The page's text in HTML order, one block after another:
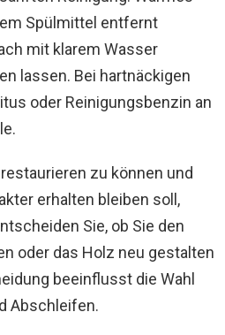
Spülmittel entfernt
mit klarem Wasser
lassen. Bei hartnäckigen
oder Reinigungsbenzin an
zu können und
erhalten bleiben soll,
Sie, ob Sie den
oder das Holz neu gestalten
beeinflusst die Wahl
Abschleifen.